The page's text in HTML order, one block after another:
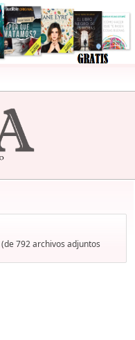
(de 792 archivos adjuntos